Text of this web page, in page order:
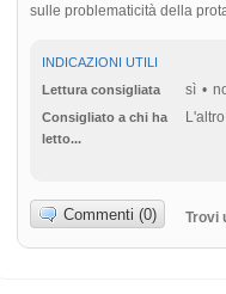
sulle problematicità della
INDICAZIONI UTILI
Lettura consigliata
sì
Consigliato a chi ha
letto...
Commenti (0) Trovi